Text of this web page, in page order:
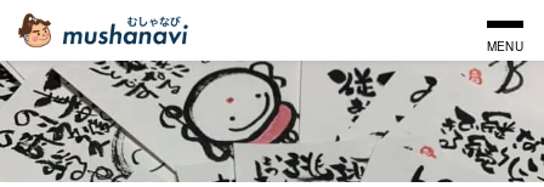
MENU